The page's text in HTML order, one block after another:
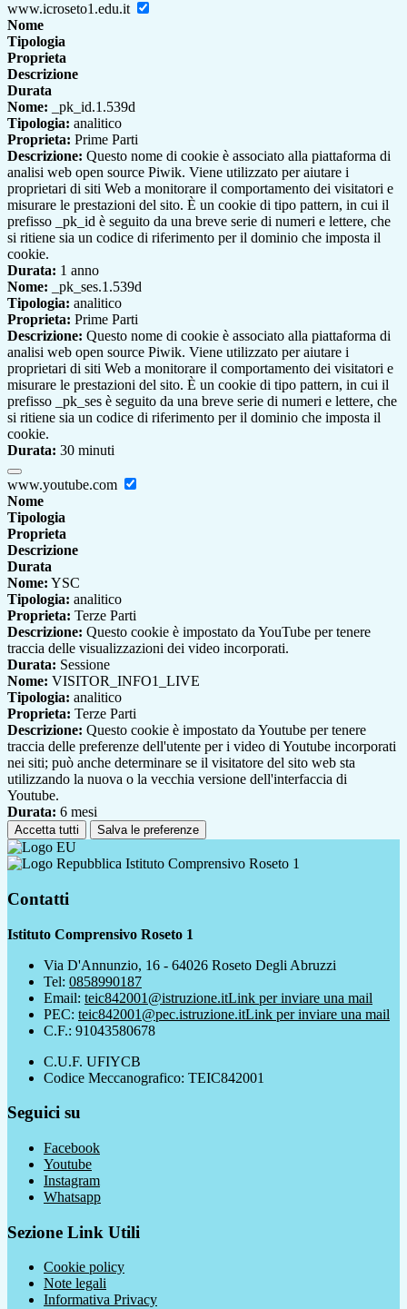
www.icroseto1.edu.it
Nome
Tipologia
Proprieta
Descrizione
Durata
Nome: _pk_id.1.539d
Tipologia: analitico
Proprieta: Prime Parti
Descrizione: Questo nome di cookie è associato alla piattaforma di
analisi web open source Piwik. Viene utilizzato per aiutare i
proprietari di siti Web a monitorare il comportamento dei visitatori e
misurare le prestazioni del sito. È un cookie di tipo pattern, in cui il
prefisso _pk_id è seguito da una breve serie di numeri e lettere, che
si ritiene sia un codice di riferimento per il dominio che imposta il
cookie.
Durata: 1 anno
Nome: _pk_ses.1.539d
Tipologia: analitico
Proprieta: Prime Parti
Descrizione: Questo nome di cookie è associato alla piattaforma di
analisi web open source Piwik. Viene utilizzato per aiutare i
proprietari di siti Web a monitorare il comportamento dei visitatori e
misurare le prestazioni del sito. È un cookie di tipo pattern, in cui il
prefisso _pk_ses è seguito da una breve serie di numeri e lettere, che
si ritiene sia un codice di riferimento per il dominio che imposta il
cookie.
Durata: 30 minuti
www.youtube.com
Nome
Tipologia
Proprieta
Descrizione
Durata
Nome: YSC
Tipologia: analitico
Proprieta: Terze Parti
Descrizione: Questo cookie è impostato da YouTube per tenere
traccia delle visualizzazioni dei video incorporati.
Durata: Sessione
Nome: VISITOR_INFO1_LIVE
Tipologia: analitico
Proprieta: Terze Parti
Descrizione: Questo cookie è impostato da Youtube per tenere
traccia delle preferenze dell'utente per i video di Youtube incorporati
nei siti; può anche determinare se il visitatore del sito web sta
utilizzando la nuova o la vecchia versione dell'interfaccia di
Youtube.
Durata: 6 mesi
Accetta tutti Salva le preferenze
Istituto Comprensivo Roseto 1
Contatti
Istituto Comprensivo Roseto 1
Via D'Annunzio, 16 - 64026 Roseto Degli Abruzzi
Tel: 0858990187
Email: teic842001@istruzione.itLink per inviare una mail
PEC: teic842001@pec.istruzione.itLink per inviare una mail
C.F.: 91043580678
C.U.F. UFIYCB
Codice Meccanografico: TEIC842001
Seguici su
Facebook
Youtube
Instagram
Whatsapp
Sezione Link Utili
Cookie policy
Note legali
Informativa Privacy